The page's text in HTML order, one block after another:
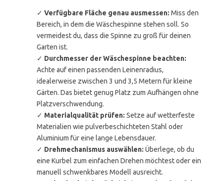
✓ Verfügbare Fläche genau ausmessen: Miss den
Bereich, in dem die Wäschespinne stehen soll. So
vermeidest du, dass die Spinne zu groß für deinen
Garten ist.
✓ Durchmesser der Wäschespinne beachten:
Achte auf einen passenden Leinenradius,
idealerweise zwischen 3 und 3,5 Metern für kleine
Gärten. Das bietet genug Platz zum Aufhängen ohne
Platzverschwendung.
✓ Materialqualität prüfen: Setze auf wetterfeste
Materialien wie pulverbeschichteten Stahl oder
Aluminium für eine lange Lebensdauer.
✓ Drehmechanismus auswählen: Überlege, ob du
eine Kurbel zum einfachen Drehen möchtest oder ein
manuell schwenkbares Modell ausreicht.